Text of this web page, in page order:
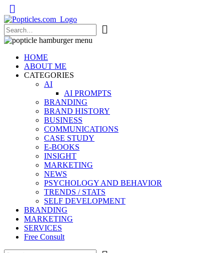
Popticles.com
HOME
ABOUT ME
CATEGORIES
AI
AI PROMPTS
BRANDING
BRAND HISTORY
BUSINESS
COMMUNICATIONS
CASE STUDY
E-BOOKS
INSIGHT
MARKETING
NEWS
PSYCHOLOGY AND BEHAVIOR
TRENDS / STATS
SELF DEVELOPMENT
BRANDING
MARKETING
SERVICES
Free Consult